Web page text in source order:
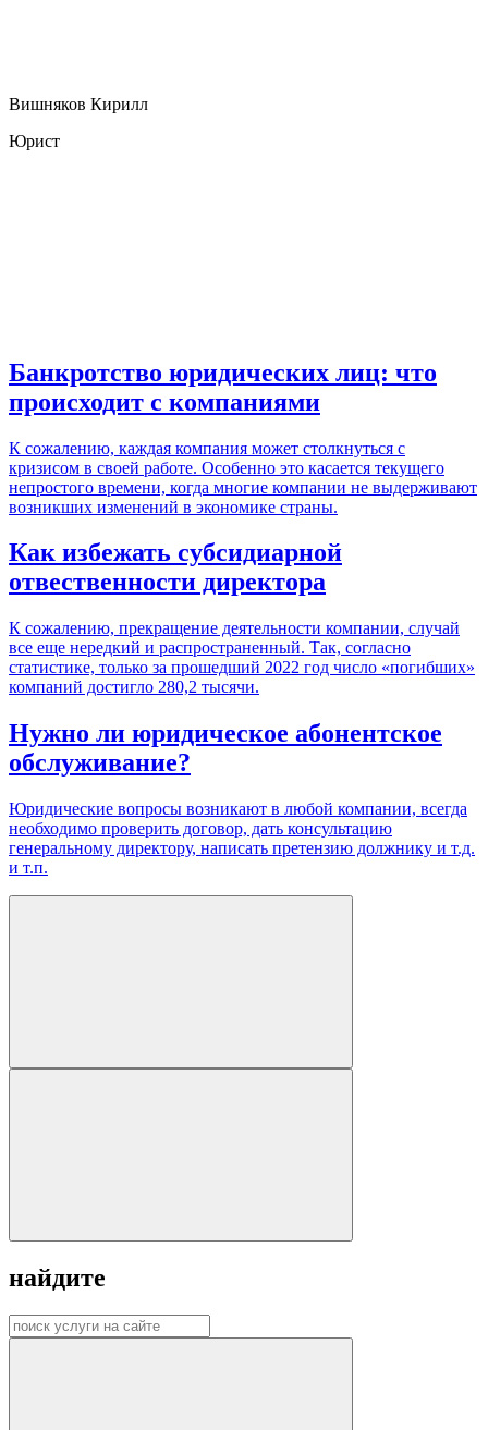
Вишняков Кирилл
Юрист
Банкротство юридических лиц: что
происходит с компаниями
К сожалению, каждая компания может столкнуться с
кризисом в своей работе. Особенно это касается текущего
непростого времени, когда многие компании не выдерживают
возникших изменений в экономике страны.
Как избежать субсидиарной
отвественности директора
К сожалению, прекращение деятельности компании, случай
все еще нередкий и распространенный. Так, согласно
статистике, только за прошедший 2022 год число «погибших»
компаний достигло 280,2 тысячи.
Нужно ли юридическое абонентское
обслуживание?
Юридические вопросы возникают в любой компании, всегда
необходимо проверить договор, дать консультацию
генеральному директору, написать претензию должнику и т.д.
и т.п.
найдите